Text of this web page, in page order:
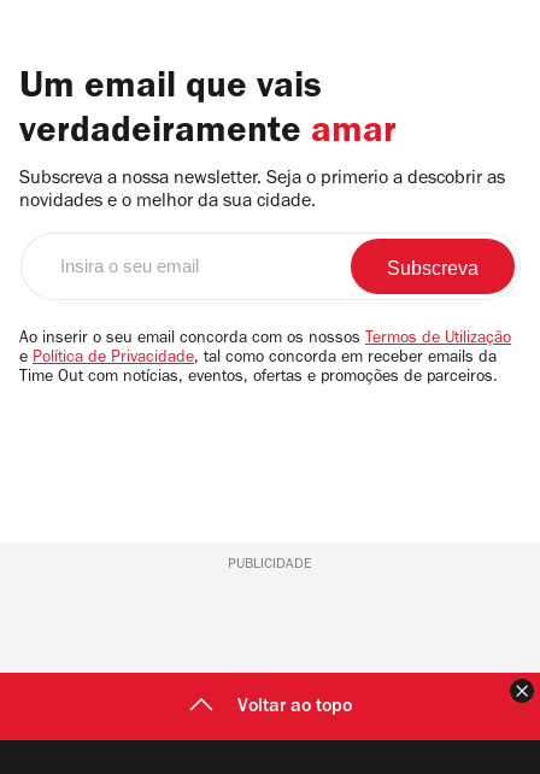
Um email que vais
verdadeiramente amar
Subscreva a nossa newsletter. Seja o primerio a descobrir as
novidades e o melhor da sua cidade.
email
Ao inserir o seu email concorda com os nossos Termos de Utilização
e Política de Privacidade, tal como concorda em receber emails da
Time Out com notícias, eventos, ofertas e promoções de parceiros.
PUBLICIDADE
Voltar ao topo